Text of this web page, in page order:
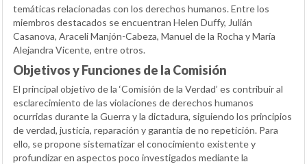
temáticas relacionadas con los derechos humanos. Entre los
miembros destacados se encuentran Helen Duffy, Julián
Casanova, Araceli Manjón-Cabeza, Manuel de la Rocha y María
Alejandra Vicente, entre otros.
Objetivos y Funciones de la Comisión
El principal objetivo de la ‘Comisión de la Verdad’ es contribuir al
esclarecimiento de las violaciones de derechos humanos
ocurridas durante la Guerra y la dictadura, siguiendo los principios
de verdad, justicia, reparación y garantía de no repetición. Para
ello, se propone sistematizar el conocimiento existente y
profundizar en aspectos poco investigados mediante la